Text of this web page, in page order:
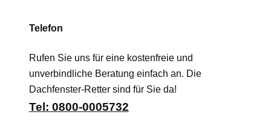
Telefon
Rufen Sie uns für eine kostenfreie und
unverbindliche Beratung einfach an. Die
Dachfenster-Retter sind für Sie da!
Tel: 0800-0005732